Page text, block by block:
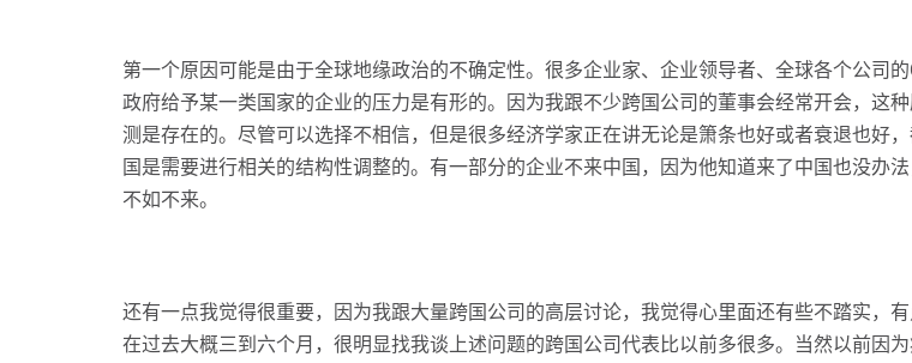
第一个原因可能是由于全球地缘政治的不确定性。很多企业家、企业领导者、全球各个公司
政府给予某一类国家的企业的压力是有形的。因为我跟不少跨国公司的董事会经常开会，这
测是存在的。尽管可以选择不相信，但是很多经济学家正在讲无论是箫条也好或者衰退也好
国是需要进行相关的结构性调整的。有一部分的企业不来中国，因为他知道来了中国也没办
不如不来。
还有一点我觉得很重要，因为我跟大量跨国公司的高层讨论，我觉得心里面还有些不踏实，
在过去大概三到六个月，很明显找我谈上述问题的跨国公司代表比以前多很多。当然以前因